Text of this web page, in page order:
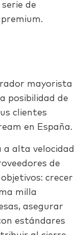
de
mayorista
posibilidad de
clientes
en España.
a alta velocidad
de
crecer
milla
asegurar
estándares